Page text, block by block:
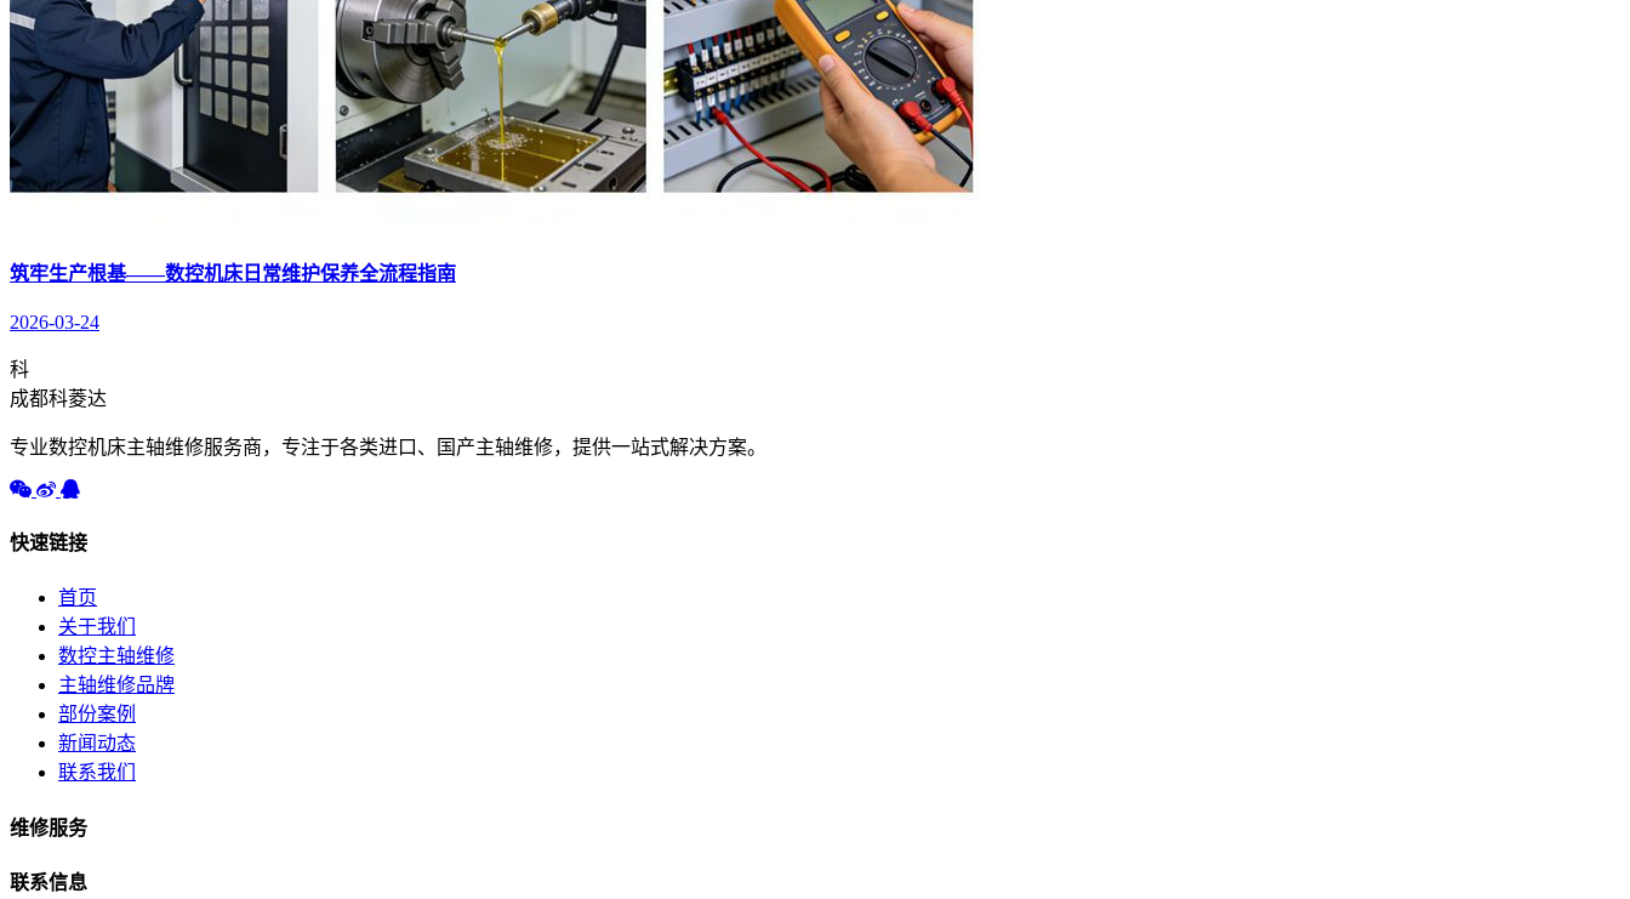
筑牢生产根基——数控机床日常维护保养全流程指南
2026-03-24
科
成都科菱达
专业数控机床主轴维修服务商，专注于各类进口、国产主轴维修，提供一站式解决方案。
快速链接
首页
关于我们
数控主轴维修
主轴维修品牌
部份案例
新闻动态
联系我们
维修服务
联系信息